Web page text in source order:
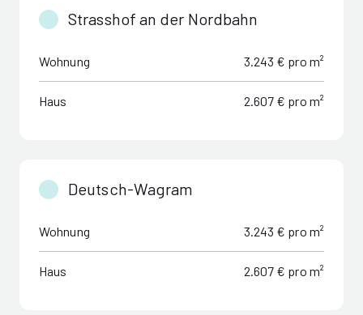
Strasshof an der Nordbahn
Wohnung 3.243 € pro m²
Haus 2.607 € pro m²
Deutsch-Wagram
Wohnung 3.243 € pro m²
Haus 2.607 € pro m²